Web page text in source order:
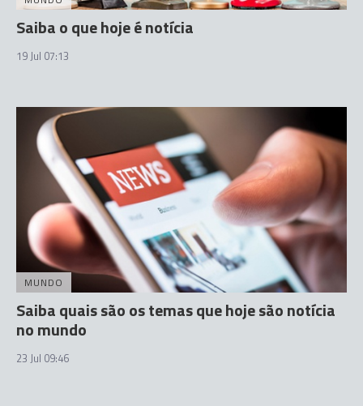
Saiba o que hoje é notícia
19 Jul 07:13
MUNDO
Saiba quais são os temas que hoje são notícia
no mundo
23 Jul 09:46